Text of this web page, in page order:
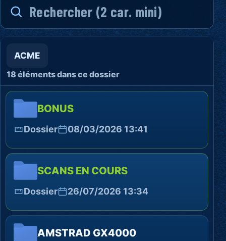
ACME
18 éléments dans ce dossier
BONUS
Dossier 08/03/2026 13:41
SCANS EN COURS
Dossier 26/07/2026 13:34
AMSTRAD GX4000